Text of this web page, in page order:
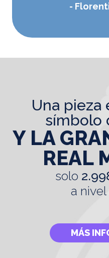
una pieza excepcional,
símbolo
Y LA
REAL
solo
a
MÁS